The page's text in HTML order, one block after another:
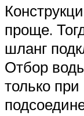
проще.
шланг
Отбор
только